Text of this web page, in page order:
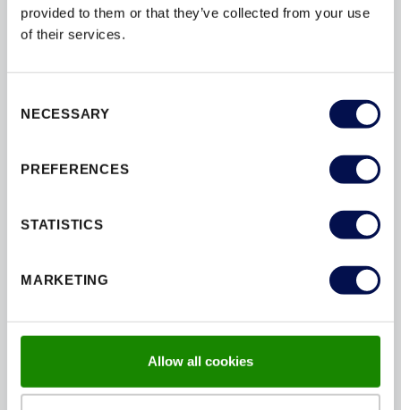
provided to them or that they’ve collected from your use
of their services.
Selection
NECESSARY
PREFERENCES
STATISTICS
MARKETING
Allow all cookies
(SKRZYDŁO PRZYLGOWE)